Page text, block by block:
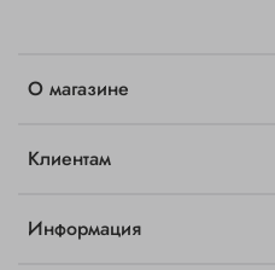
О магазине
Клиентам
Информация